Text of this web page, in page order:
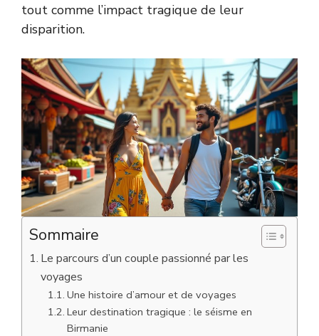
tout comme l’impact tragique de leur
disparition.
Sommaire
Le parcours d’un couple passionné par les
voyages
Une histoire d’amour et de voyages
Leur destination tragique : le séisme en
Birmanie